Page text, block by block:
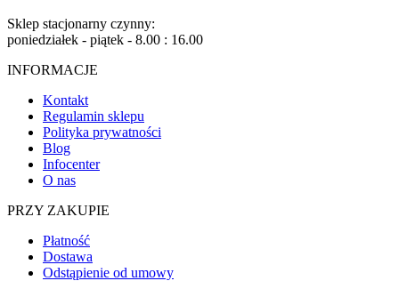
Sklep stacjonarny czynny:
poniedziałek - piątek - 8.00 : 16.00
INFORMACJE
Kontakt
Regulamin sklepu
Polityka prywatności
Blog
Infocenter
O nas
PRZY ZAKUPIE
Płatność
Dostawa
Odstąpienie od umowy